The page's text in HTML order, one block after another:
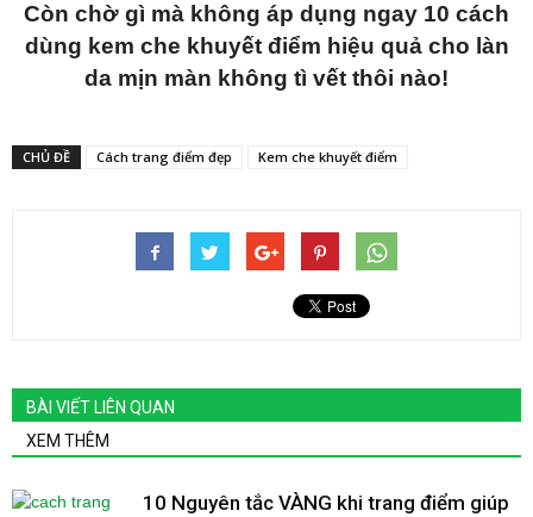
Còn chờ gì mà không áp dụng ngay 10 cách
dùng kem che khuyết điểm hiệu quả cho làn
da mịn màn không tì vết thôi nào!
CHỦ ĐỀ Cách trang điểm đẹp Kem che khuyết điểm
BÀI VIẾT LIÊN QUAN
XEM THÊM
10 Nguyên tắc VÀNG khi trang điểm giúp